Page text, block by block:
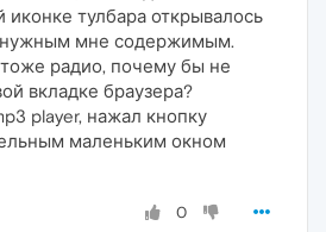
иконке тулбара открывалось
нужным мне содержимым.
радио, почему бы не
вкладке браузера?
player, нажал кнопку
маленьким окном
0